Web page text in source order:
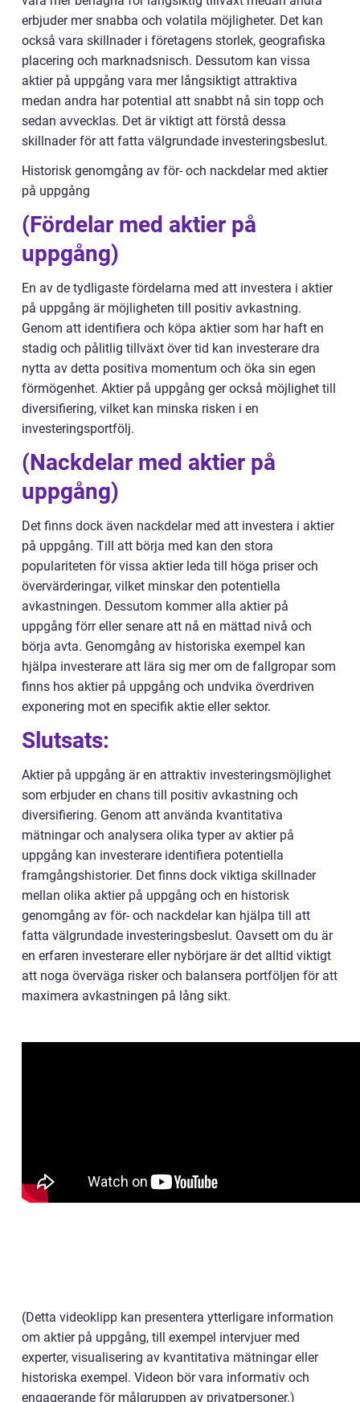
erbjuder mer snabba och volatila möjligheter. Det kan
också vara skillnader i företagens storlek, geografiska
placering och marknadsnisch. Dessutom kan vissa
aktier på uppgång vara mer långsiktigt attraktiva
medan andra har potential att snabbt nå sin topp och
sedan avvecklas. Det är viktigt att förstå dessa
skillnader för att fatta välgrundade investeringsbeslut.
Historisk genomgång av för- och nackdelar med aktier
på uppgång
(Fördelar med aktier på
uppgång)
En av de tydligaste fördelarna med att investera i aktier
på uppgång är möjligheten till positiv avkastning.
Genom att identifiera och köpa aktier som har haft en
stadig och pålitlig tillväxt över tid kan investerare dra
nytta av detta positiva momentum och öka sin egen
förmögenhet. Aktier på uppgång ger också möjlighet till
diversifiering, vilket kan minska risken i en
investeringsportfölj.
(Nackdelar med aktier på
uppgång)
Det finns dock även nackdelar med att investera i aktier
på uppgång. Till att börja med kan den stora
populariteten för vissa aktier leda till höga priser och
övervärderingar, vilket minskar den potentiella
avkastningen. Dessutom kommer alla aktier på
uppgång förr eller senare att nå en mättad nivå och
börja avta. Genomgång av historiska exempel kan
hjälpa investerare att lära sig mer om de fallgropar som
finns hos aktier på uppgång och undvika överdriven
exponering mot en specifik aktie eller sektor.
Slutsats:
Aktier på uppgång är en attraktiv investeringsmöjlighet
som erbjuder en chans till positiv avkastning och
diversifiering. Genom att använda kvantitativa
mätningar och analysera olika typer av aktier på
uppgång kan investerare identifiera potentiella
framgångshistorier. Det finns dock viktiga skillnader
mellan olika aktier på uppgång och en historisk
genomgång av för- och nackdelar kan hjälpa till att
fatta välgrundade investeringsbeslut. Oavsett om du är
en erfaren investerare eller nybörjare är det alltid viktigt
att noga överväga risker och balansera portföljen för att
maximera avkastningen på lång sikt.
(Detta videoklipp kan presentera ytterligare information
om aktier på uppgång, till exempel intervjuer med
experter, visualisering av kvantitativa mätningar eller
historiska exempel. Videon bör vara informativ och
engagerande för målgruppen av privatpersoner.)